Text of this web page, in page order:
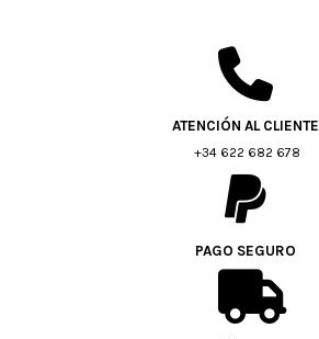
ATENCIÓN AL CLIENTE
+34 622 682 678
PAGO SEGURO